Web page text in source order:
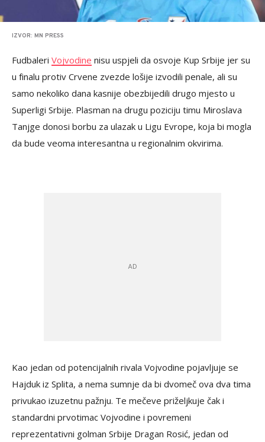
IZVOR: MN PRESS
Fudbaleri Vojvodine nisu uspjeli da osvoje Kup Srbije jer su
u finalu protiv Crvene zvezde lošije izvodili penale, ali su
samo nekoliko dana kasnije obezbijedili drugo mjesto u
Superligi Srbije. Plasman na drugu poziciju timu Miroslava
Tanjge donosi borbu za ulazak u Ligu Evrope, koja bi mogla
da bude veoma interesantna u regionalnim okvirima.
Kao jedan od potencijalnih rivala Vojvodine pojavljuje se
Hajduk iz Splita, a nema sumnje da bi dvomeč ova dva tima
privukao izuzetnu pažnju. Te mečeve priželjkuje čak i
standardni prvotimac Vojvodine i povremeni
reprezentativni golman Srbije Dragan Rosić, jedan od